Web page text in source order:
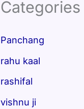
Categories
Panchang
rahu kaal
rashifal
vishnu ji